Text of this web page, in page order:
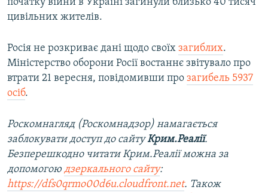
початку війни в Україні загинули близько 40 тисяч
цивільних жителів.
Росія не розкриває дані щодо своїх загиблих.
Міністерство оборони Росії востаннє звітувало про
втрати 21 вересня, повідомивши про загибель 5937
осіб.
Роскомнагляд (Роскомнадзор) намагається
заблокувати доступ до сайтуКрим.Реалії.
Безперешкодно читати Крим.Реалії можна за
допомогою дзеркального сайту:
https://dfs0qrmo00d6u.cloudfront.net. Також